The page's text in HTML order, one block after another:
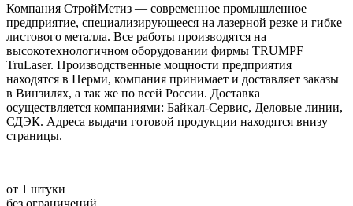
Компания СтройМетиз — современное промышленное
предприятие, специализирующееся на лазерной резке и гибке
листового металла. Все работы производятся на
высокотехнологичном оборудовании фирмы TRUMPF
TruLaser. Производственные мощности предприятия
находятся в Перми, компания принимает и доставляет заказы
в Винзилях, а так же по всей России. Доставка
осуществляется компаниями: Байкал-Сервис, Деловые линии,
СДЭК. Адреса выдачи готовой продукции находятся внизу
страницы.
от 1 штуки
без ограничений